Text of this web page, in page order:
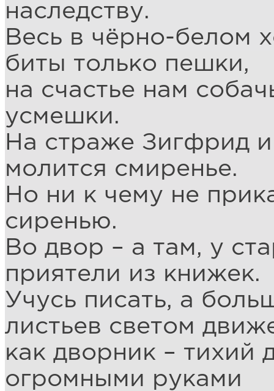
наследству.
Весь в чёрно-белом
биты только пешки,
на счастье нам
усмешки.
На страже Зигфрид
молится смиренье.
Но ни к чему не
сиренью.
Во двор – а там, у
приятели из книжек.
Учусь писать, а
листьев светом
как дворник – тихий
огромными руками